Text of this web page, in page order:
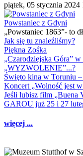
piątek, 05 stycznia 2024
Powstaniec z Gdyni
„Powstaniec 1863”- to
Jak się tu znaleźliśmy?
Piękna Zośka
„Czarodziejska Góra”
„WYZWOLENIE”...?
Święto kina w Toruniu
Koncert „Wolność jest
Jeśli lubisz film „Buena
GAROU już 25 i 27
więcej ...